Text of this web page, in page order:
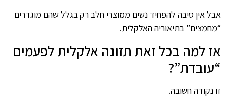
אבל אין סיבה להפחיד נשים ממוצרי חלב רק בגלל שהם מוגדרים
“מחמצים” בתיאוריה האלקלית.
אז למה בכל זאת תזונה אלקלית לפעמים
“עובדת”?
זו נקודה חשובה.